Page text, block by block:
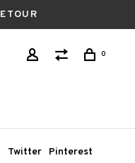
0
Twitter Pinterest